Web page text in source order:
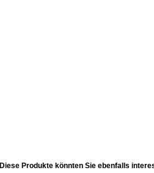
Diese Produkte könnten Sie ebenfalls